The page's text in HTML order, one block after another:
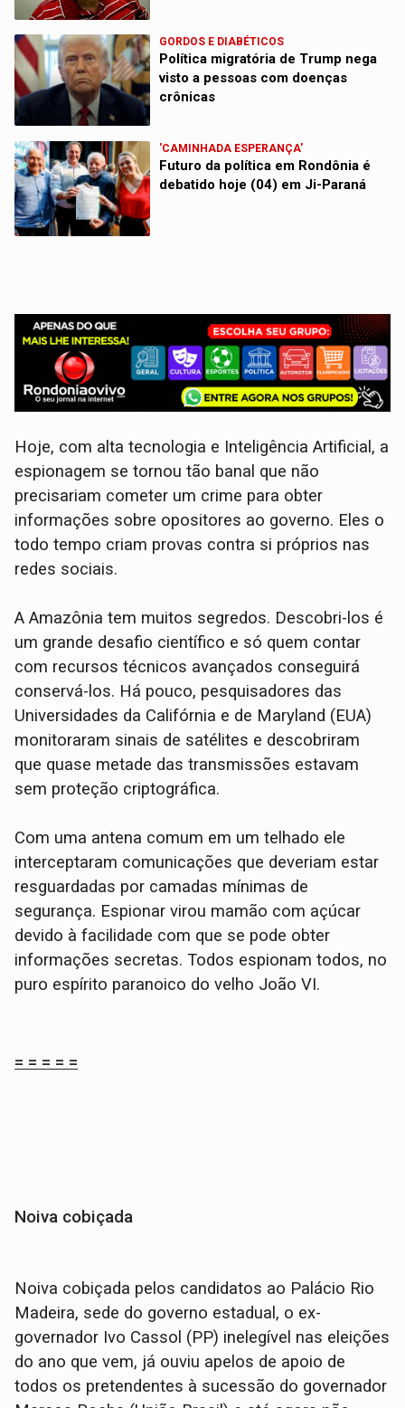
GORDOS E DIABÉTICOS
Política migratória de Trump nega
visto a pessoas com doenças
crônicas
'CAMINHADA ESPERANÇA'
Futuro da política em Rondônia é
debatido hoje (04) em Ji-Paraná
Hoje, com alta tecnologia e Inteligência Artificial, a
espionagem se tornou tão banal que não
precisariam cometer um crime para obter
informações sobre opositores ao governo. Eles o
todo tempo criam provas contra si próprios nas
redes sociais.
A Amazônia tem muitos segredos. Descobri-los é
um grande desafio científico e só quem contar
com recursos técnicos avançados conseguirá
conservá-los. Há pouco, pesquisadores das
Universidades da Califórnia e de Maryland (EUA)
monitoraram sinais de satélites e descobriram
que quase metade das transmissões estavam
sem proteção criptográfica.
Com uma antena comum em um telhado ele
interceptaram comunicações que deveriam estar
resguardadas por camadas mínimas de
segurança. Espionar virou mamão com açúcar
devido à facilidade com que se pode obter
informações secretas. Todos espionam todos, no
puro espírito paranoico do velho João VI.
= = = = =
Noiva cobiçada
Noiva cobiçada pelos candidatos ao Palácio Rio
Madeira, sede do governo estadual, o ex-
governador Ivo Cassol (PP) inelegível nas eleições
do ano que vem, já ouviu apelos de apoio de
todos os pretendentes à sucessão do governador